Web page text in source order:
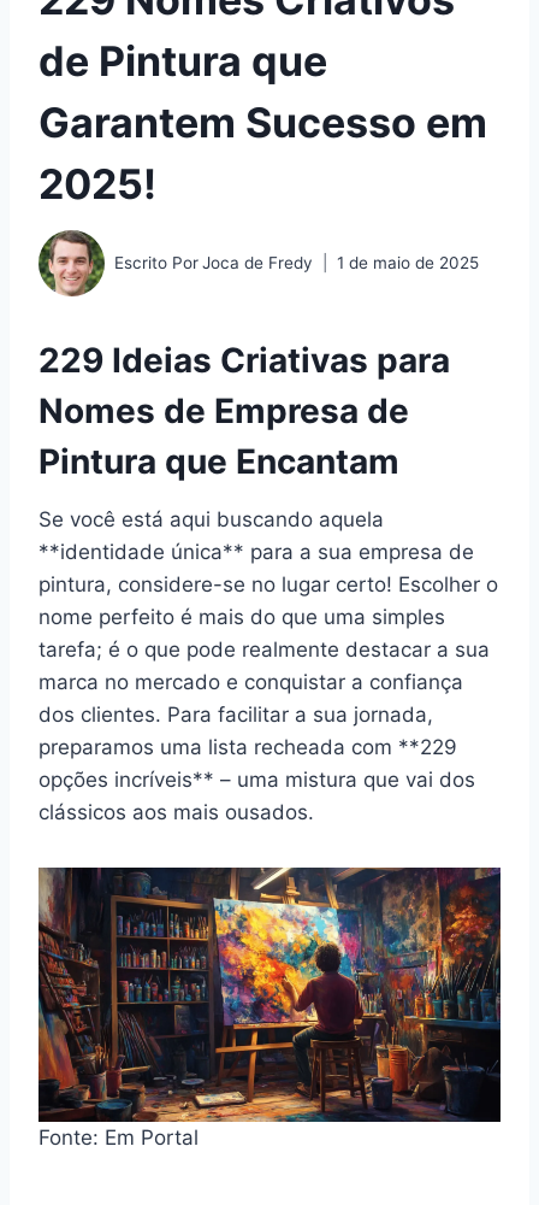
de Pintura que
Garantem Sucesso em
2025!
Escrito PorJoca de Fredy 1 de maio de 2025
229 Ideias Criativas para
Nomes de Empresa de
Pintura que Encantam
Se você está aqui buscando aquela
**identidade única** para a sua empresa de
pintura, considere-se no lugar certo! Escolher o
nome perfeito é mais do que uma simples
tarefa; é o que pode realmente destacar a sua
marca no mercado e conquistar a confiança
dos clientes. Para facilitar a sua jornada,
preparamos uma lista recheada com **229
opções incríveis** – uma mistura que vai dos
clássicos aos mais ousados.
Fonte: Em Portal